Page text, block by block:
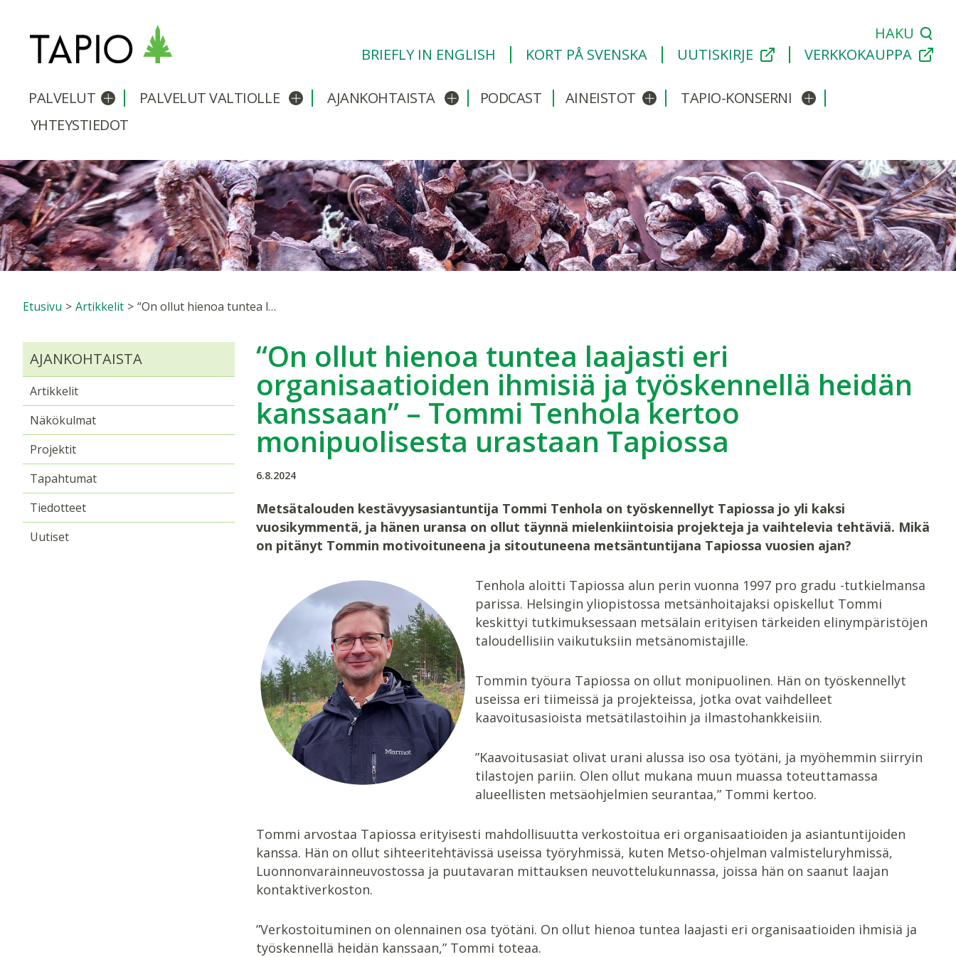
HAKU
BRIEFLY IN ENGLISH
KORT PÅ SVENSKA UUTISKIRJE VERKKOKAUPPA
PALVELUT Avaa/sulje alavalikko
PALVELUT VALTIOLLE Avaa/sulje alavalikko
AJANKOHTAISTA Avaa/sulje alavalikko
PODCAST AINEISTOT Avaa/sulje alavalikko
TAPIO-KONSERNI Avaa/sulje alavalikko
YHTEYSTIEDOT
Etusivu > Artikkelit > “On ollut hienoa tuntea laajasti eri organisaatioiden ihmisiä ja työskennellä heidän kanssaan” – Tommi Tenhola kertoo monipuolisesta urastaan Tapiossa
“On ollut hienoa tuntea laajasti eri
organisaatioiden ihmisiä ja työskennellä heidän
kanssaan” – Tommi Tenhola kertoo
monipuolisesta urastaan Tapiossa
6.8.2024
Metsätalouden kestävyysasiantuntija Tommi Tenhola on työskennellyt Tapiossa jo yli kaksi
vuosikymmentä, ja hänen uransa on ollut täynnä mielenkiintoisia projekteja ja vaihtelevia tehtäviä. Mikä
on pitänyt Tommin motivoituneena ja sitoutuneena metsäntuntijana Tapiossa vuosien ajan?
Tenhola aloitti Tapiossa alun perin vuonna 1997 pro gradu -tutkielmansa
parissa. Helsingin yliopistossa metsänhoitajaksi opiskellut Tommi
keskittyi tutkimuksessaan metsälain erityisen tärkeiden elinympäristöjen
taloudellisiin vaikutuksiin metsänomistajille.
Tommin työura Tapiossa on ollut monipuolinen. Hän on työskennellyt
useissa eri tiimeissä ja projekteissa, jotka ovat vaihdelleet
kaavoitusasioista metsätilastoihin ja ilmastohankkeisiin.
”Kaavoitusasiat olivat urani alussa iso osa työtäni, ja myöhemmin siirryin
tilastojen pariin. Olen ollut mukana muun muassa toteuttamassa
alueellisten metsäohjelmien seurantaa,” Tommi kertoo.
Tommi arvostaa Tapiossa erityisesti mahdollisuutta verkostoitua eri organisaatioiden ja asiantuntijoiden
kanssa. Hän on ollut sihteeritehtävissä useissa työryhmissä, kuten Metso-ohjelman valmisteluryhmissä,
Luonnonvarainneuvostossa ja puutavaran mittauksen neuvottelukunnassa, joissa hän on saanut laajan
kontaktiverkoston.
”Verkostoituminen on olennainen osa työtäni. On ollut hienoa tuntea laajasti eri organisaatioiden ihmisiä ja
työskennellä heidän kanssaan,” Tommi toteaa.
AJANKOHTAISTA
Artikkelit
Näkökulmat
Projektit
Tapahtumat
Tiedotteet
Uutiset